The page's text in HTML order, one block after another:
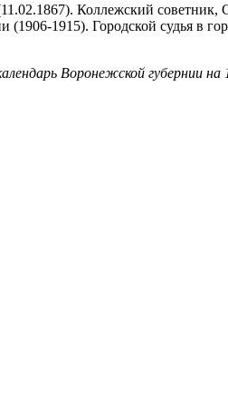
Коллежский советник,
(1906-1915). Городской судья в
Воронежской губернии на